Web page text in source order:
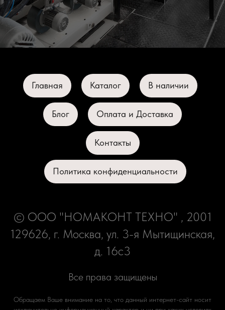
Главная Каталог В наличии
Блог Оплата и Доставка
Контакты
Политика конфиденциальности
© ООО "НОМАКОНТ ТЕХНО" , 2001
129626, г. Москва, ул. 3-я Мытищинская,
д. 16с3
Все права защищены
Обращаем Ваше внимание на то, что данный интернет-сайт носит